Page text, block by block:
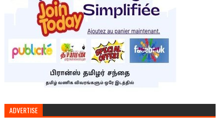
ADVERTISE